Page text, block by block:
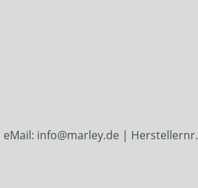
info@marley.de | Herstellernr.